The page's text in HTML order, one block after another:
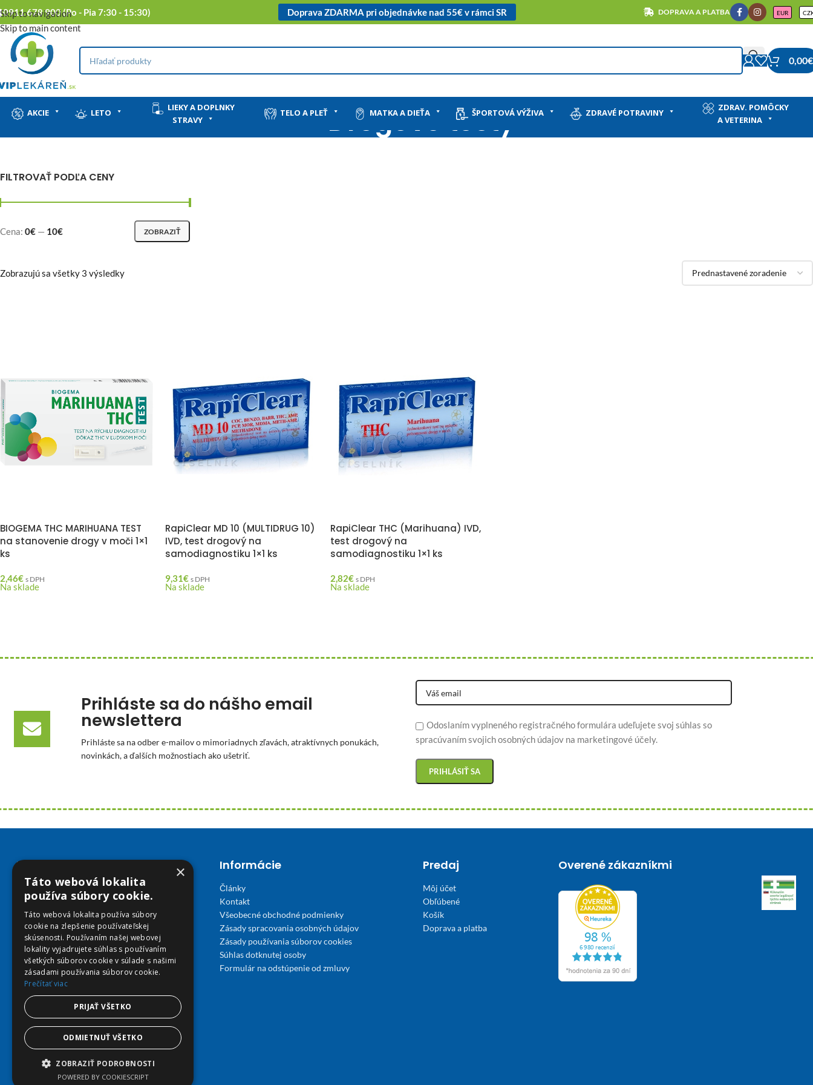
Skip to navigation
Skip to main content
0911 678 900 (Po - Pia 7:30 - 15:30) Doprava ZDARMA pri objednávke nad 55€ v rámci SR DOPRAVA A PLATBA EUR
0,00€
AKCIE LETO
LIEKY A DOPLNKY
STRAVY
TELO A PLEŤ MATKA A DIEŤA ŠPORTOVÁ VÝŽIVA ZDRAVÉ POTRAVINY
ZDRAV. POMÔCKY
A VETERINA
Drogové testy
FILTROVAŤ PODĽA CENY
ZOBRAZIŤ
Cena: 0€ — 10€
Zobrazujú sa všetky 3 výsledky
BIOGEMA THC MARIHUANA TEST
na stanovenie drogy v moči 1×1
ks
2,46€ s DPH
Na sklade
RapiClear MD 10 (MULTIDRUG 10)
IVD, test drogový na
samodiagnostiku 1×1 ks
9,31€ s DPH
Na sklade
RapiClear THC (Marihuana) IVD,
test drogový na
samodiagnostiku 1×1 ks
2,82€ s DPH
Na sklade
Prihláste sa do nášho email
newslettera
Prihláste sa na odber e-mailov o mimoriadnych zľavách, atraktívnych ponukách,
novinkách, a ďalších možnostiach ako ušetriť.
Odoslaním vyplneného registračného formulára udeľujete svoj súhlas so
spracúvaním svojich osobných údajov na marketingové účely.
Kontakt
Email E-shop:
Telefón E-shop:
0911 678 900
(Po - Pia 7:30 - 15:30)
Telefón kamenná Lekáreň VIP Košice:
055 307 78 30
(Po - Ne 8:00 - 18:00)
Adresa Lekáreň VIP:
Severné nábrežie 45, 040 01 Košice
Informácie
Články
Kontakt
Všeobecné obchodné podmienky
Zásady spracovania osobných údajov
Zásady používania súborov cookies
Súhlas dotknutej osoby
Formulár na odstúpenie od zmluvy
Predaj
Môj účet
Obľúbené
Košík
Doprava a platba
Overené zákazníkmi
×
Táto webová lokalita
používa súbory cookie.
Táto webová lokalita používa súbory
cookie na zlepšenie používateľskej
skúsenosti. Používaním našej webovej
lokality vyjadrujete súhlas s používaním
všetkých súborov cookie v súlade s našimi
zásadami používania súborov cookie.
Prečítať viac
PRIJAŤ VŠETKO
ODMIETNUŤ VŠETKO
ZOBRAZIŤ PODROBNOSTI
POWERED BY COOKIESCRIPT